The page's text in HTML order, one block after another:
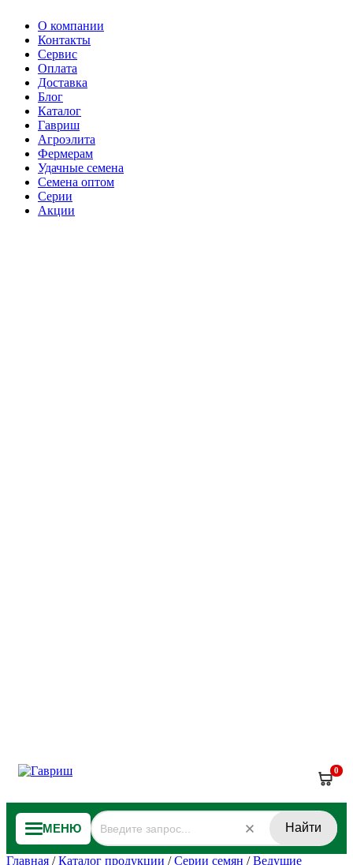
О компании
Контакты
Сервис
Оплата
Доставка
Блог
Каталог
Гавриш
Агроэлита
Фермерам
Удачные семена
Семена оптом
Серии
Акции
0
МЕНЮ Найти
Главная /Каталог продукции /Серии семян /Ведущие